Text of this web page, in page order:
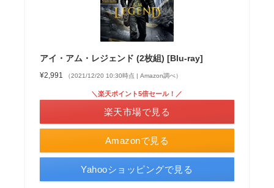
アイ・アム・レジェンド (2枚組) [Blu-ray]
¥2,991 （2021/12/20 10:30時点 | Amazon調べ）
Amazonで見る
＼楽天ポイント5倍セール！／
楽天市場で見る
Yahooショッピングで見る